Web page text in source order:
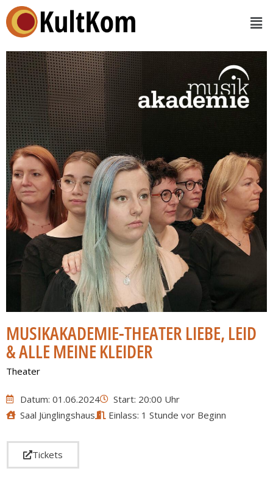
MUSIKAKADEMIE-THEATER LIEBE, LEID
& ALLE MEINE KLEIDER
Theater
Datum: 01.06.2024
Start: 20:00 Uhr
Saal Jünglingshaus
Einlass: 1 Stunde vor Beginn
Tickets